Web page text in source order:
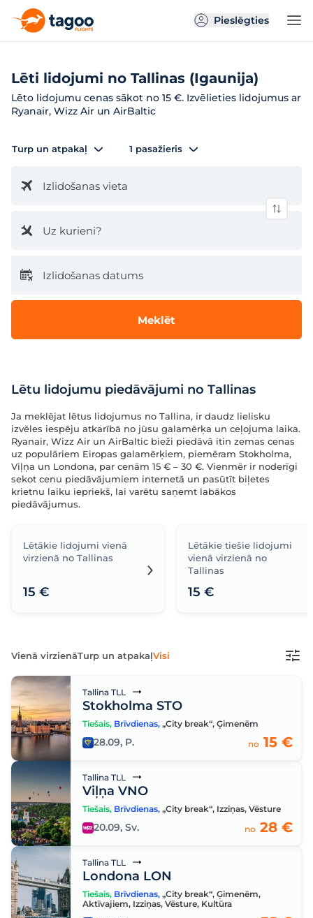
Pieslēgties
Lēti lidojumi no Tallinas (Igaunija)
Lēto lidojumu cenas sākot no 15 €. Izvēlieties lidojumus ar
Ryanair, Wizz Air un AirBaltic
Turp un atpakaļ 1 pasažieris
Izlidošanas vieta
Uz kurieni?
Izlidošanas datums
Meklēt
Lētu lidojumu piedāvājumi no Tallinas
Ja meklējat lētus lidojumus no Tallina, ir daudz lielisku
izvēles iespēju atkarībā no jūsu galamērķa un ceļojuma laika.
Ryanair, Wizz Air un AirBaltic bieži piedāvā itin zemas cenas
uz populāriem Eiropas galamērķiem, piemēram Stokholma,
Viļņa un Londona, par cenām 15 € – 30 €. Vienmēr ir noderīgi
sekot cenu piedāvājumiem internetā un pasūtīt biļetes
krietnu laiku iepriekš, lai varētu saņemt labākos
piedāvājumus.
Lētākie lidojumi vienā
virzienā no Tallinas
15 €
Lētākie tiešie lidojumi
vienā virzienā no
Tallinas
15 €
Vienā virzienāTurp un atpakaļVisi
Tallina TLL
Stokholma STO
Tiešais, Brīvdienas, „City break“, Ģimenēm
28.09, P. no 15 €
Tallina TLL
Viļņa VNO
Tiešais, Brīvdienas, „City break“, Izziņas, Vēsture
20.09, Sv. no 28 €
Tallina TLL
Londona LON
Tiešais, Brīvdienas, „City break“, Ģimenēm,
Aktīvajiem, Izziņas, Vēsture, Kultūra